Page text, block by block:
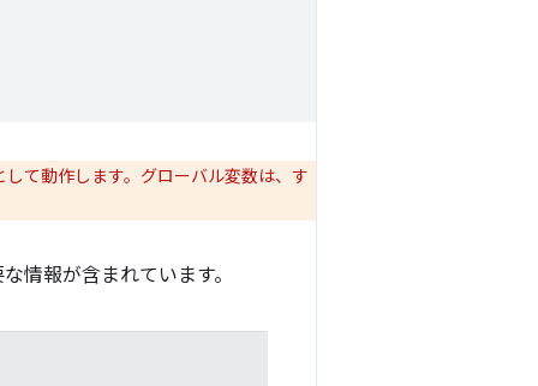
て動作します。グローバル変数は、す
情報が含まれています。